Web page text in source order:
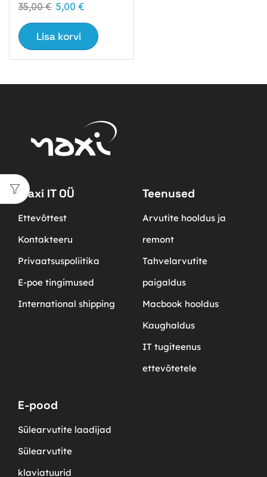
35,00€ 5,00 €
Lisa korvi
Maxi IT OÜ
Ettevõttest
Kontakteeru
Privaatsuspoliitika
E-poe tingimused
International shipping
Teenused
Arvutite hooldus ja
remont
Tahvelarvutite
paigaldus
Macbook hooldus
Kaughaldus
IT tugiteenus
ettevõtetele
E-pood
Sülearvutite laadijad
Sülearvutite
klaviatuurid